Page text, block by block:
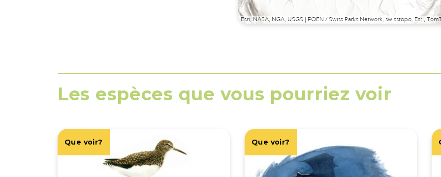
Esri, NASA, NGA, USGS | FOEN / Swiss Parks Network, swisstopo, Esri,
Les espèces que vous pourriez voir
Que voir? Que voir?